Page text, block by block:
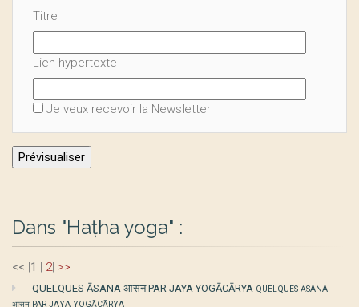
Titre
Lien hypertexte
Je veux recevoir la Newsletter
Dans "Haṭha yoga" :
<< |1 | 2| >>
QUELQUES ĀSANA आसन PAR JAYA YOGĀCĀRYA QUELQUES ĀSANA
आसन PAR JAYA YOGĀCĀRYA